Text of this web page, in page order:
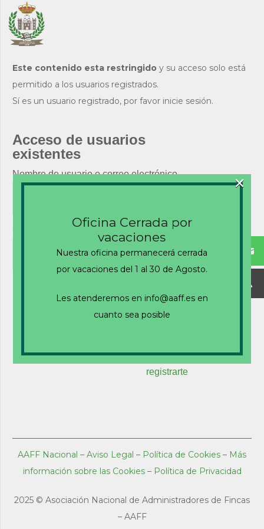
Este contenido esta restringido y su acceso solo está
permitido a los usuarios registrados.
Sí es un usuario registrado, por favor inicie sesión.
Acceso de usuarios
existentes
Nombre de usuario o correo electrónico
Recuérdame
¿Nuevo usuario?Haz clic aquí para
registrarte
AAFF Nacional – Aviso Legal – Política de Cookies – Más
información sobre las Cookies– Política de Privacidad
2025 © Asociación Nacional de Administradores de Fincas
– AAFF
Oficina Cerrada por
vacaciones
Nuestra oficina permanecerá cerrada
por vacaciones del 1 al 30 de Agosto.
Les atenderemos en info@aaff.es en
cuanto sea posible
×